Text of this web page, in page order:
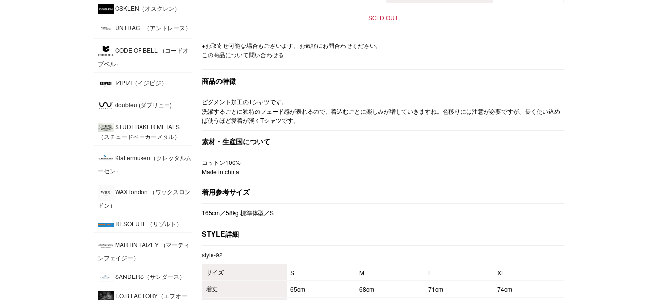
OSKLEN（オスクレン）
UNTRACE（アントレース）
CODE OF BELL （コードオ
ブベル）
IZIPIZI（イジピジ）
doubleu (ダブリュー)
STUDEBAKER METALS
（スチュードベーカーメタル）
Klattermusen（クレッタルム
ーセン）
WAX london （ワックスロン
ドン）
RESOLUTE（リゾルト）
MARTIN FAIZEY （マーティ
ンフェイジー）
SANDERS（サンダース）
F.O.B FACTORY（エフオー
SOLD OUT
※お取寄せ可能な場合もございます。お気軽にお問合わせください。
この商品について問い合わせる
商品の特徴
ピグメント加工のTシャツです。
洗濯するごとに独特のフェード感が表れるので、着込むごとに楽しみが増していきますね。色移りには注意が必要ですが、長く使い込め
ば使うほど愛着が湧くTシャツです。
素材・生産国について
コットン100%
Made in china
着用参考サイズ
165cm／58kg 標準体型／S
STYLE詳細
style-92
サイズ S M L
XL
着丈
65cm 68cm 71cm
74cm